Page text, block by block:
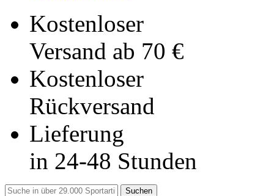
Kostenloser
Versand ab 70 €
Kostenloser
Rückversand
Lieferung
in 24-48 Stunden
Suchen